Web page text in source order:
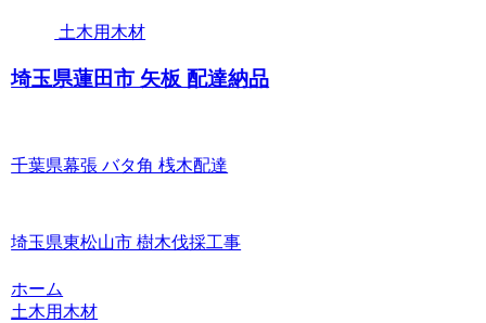
土木用木材
埼玉県蓮田市 矢板 配達納品
千葉県幕張 バタ角 桟木配達
埼玉県東松山市 樹木伐採工事
ホーム
土木用木材